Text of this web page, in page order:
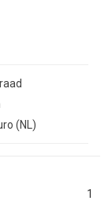
(NL)
1